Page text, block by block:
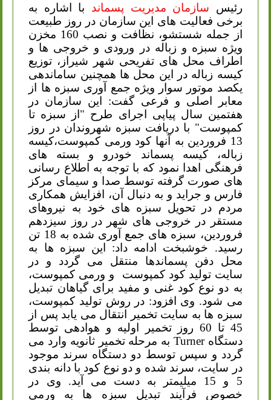
رئیس سازمان مدیریت پسماند با اشاره به
برخی فعالیت های این سازمان در روز طبیعت
از جمله شستشو، نظافت و نصب 160 مخزن
ویژه سبزه و زباله در ورودی و خروجی ها و
اطراف محل های تفریحی شهر شیراز، توزیع
کیسه زباله در این محل ها همچنین ساماندهی
یکصد موتور سوار ویژه جمع آوری سبزه ها از
معابر اصلی و فرعی گفت: این سازمان در
هفتمین سال پیاپی اجرای طرح "از سبزه تا
کمپوست" با دریافت سبزه شهروندان در روز
13 فروردین به آنها کود ورمی کمپوست،کیسه
زباله، کیسه پسماند خودرو و بسته های
فرهنگی اهدا نمود که با توجه به اطلاع رسانی
های صورت گرفته توسط صدا و سیمای مرکز
فارس و جراید و به دنبال آن، افزایش همکاری
مردم در تحویل سبزه های خود به نیروهای
مستقر در خروجی های شهر در روز سیزدهم
فروردین، سبزه های جمع آوری شده به 18 تن
رسید. خوشبخت ادامه داد: این سبزه ها به
محل دفن پسماندها منتقل می گردد و در
سایت تولید کود کمپوست و ورمی کمپوست،
به دو نوع کود غنی و مفید برای گیاهان تبدیل
می شود. وی افزود: در روش تولید کمپوست،
سبزه ها به سایت تخمیر انتقال می یابد پس از
45 تا 60 روز تخمیر اولیه و هوادهی توسط
دستگاهTurner به مرحله تخمیر ثانویه وارد می
گردد و سپس توسط دو دستگاه سرند موجود
در سایت، سرند شده و دو نوع کود با دانه بندی
5 و 15 میلیمتر به دست می آید. وی در
خصوص فرآیند تبدیل سبزه ها به ورمی